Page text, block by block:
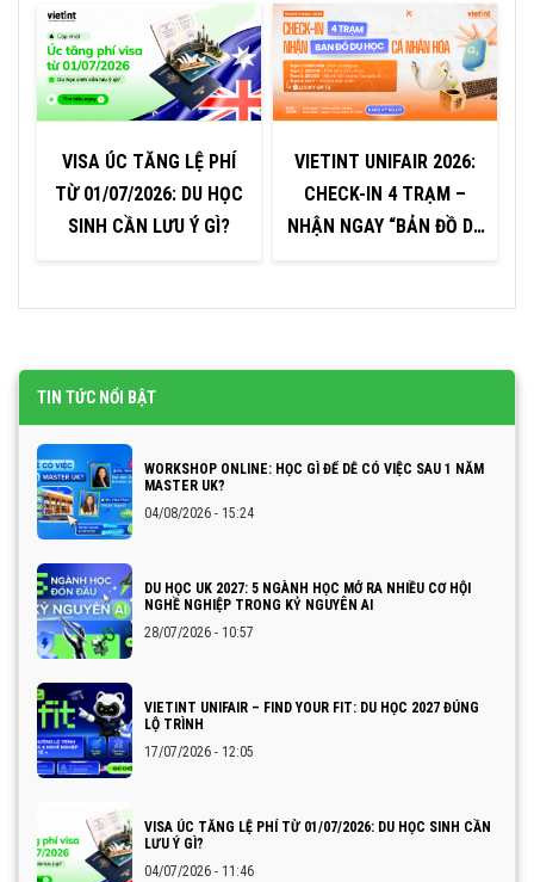
VISA ÚC TĂNG LỆ PHÍ
TỪ 01/07/2026: DU HỌC
SINH CẦN LƯU Ý GÌ?
VIETINT UNIFAIR 2026:
CHECK-IN 4 TRẠM –
NHẬN NGAY “BẢN ĐỒ DU
TIN TỨC NỔI BẬT
WORKSHOP ONLINE: HỌC GÌ ĐỂ DỄ CÓ VIỆC SAU 1 NĂM
MASTER UK?
04/08/2026 - 15:24
DU HỌC UK 2027: 5 NGÀNH HỌC MỞ RA NHIỀU CƠ HỘI
NGHỀ NGHIỆP TRONG KỶ NGUYÊN AI
28/07/2026 - 10:57
VIETINT UNIFAIR – FIND YOUR FIT: DU HỌC 2027 ĐÚNG
LỘ TRÌNH
17/07/2026 - 12:05
VISA ÚC TĂNG LỆ PHÍ TỪ 01/07/2026: DU HỌC SINH CẦN
LƯU Ý GÌ?
04/07/2026 - 11:46